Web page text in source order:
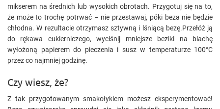
mikserem na średnich lub wysokich obrotach. Przygotuj się na to,
że może to trochę potrwać – nie przestawaj, póki beza nie będzie
chłodna. W rezultacie otrzymasz sztywną i lśniącą bezę.Przełóż ją
do rękawa cukierniczego, wyciśnij mniejsze beziki na blachę
wyłożoną papierem do pieczenia i susz w temperaturze 100°C
przez co najmniej godzinę.
Czy wiesz, że?
Z tak przygotowanym smakołykiem możesz eksperymentować!